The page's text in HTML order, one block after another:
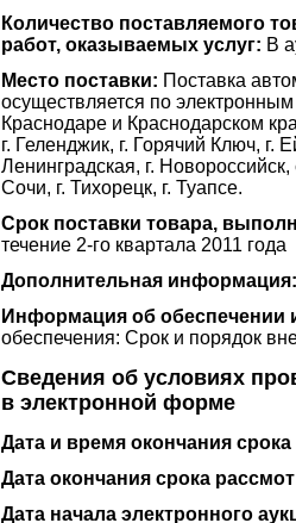
Количество поставляемого
работ, оказываемых услуг: В
Место поставки: Поставка
осуществляется по
Краснодаре и Краснодарском
г. Геленджик, г. Горячий Ключ, г.
Ленинградская, г.
Сочи, г. Тихорецк, г. Туапсе.
Срок поставки товара,
течение 2-го квартала 2011 года
Дополнительная информация:
Информация об обеспечении
обеспечения: Срок и порядок
Сведения об условиях
в электронной форме
Дата и время окончания
Дата окончания срока
Дата начала электронного